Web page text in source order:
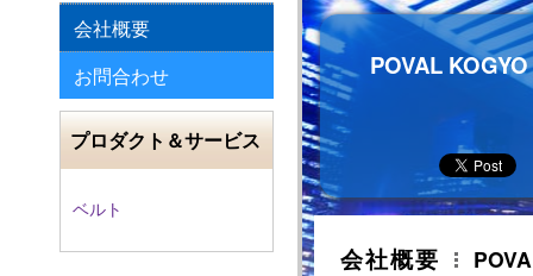
会社概要
お問合わせ
プロダクト＆サービス
ベルト
POVAL
会社概要